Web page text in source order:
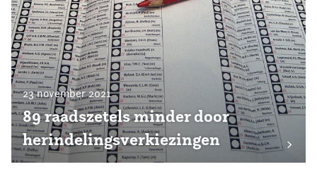
23 november 2021
89 raadszetels minder door
herindelingsverkiezingen